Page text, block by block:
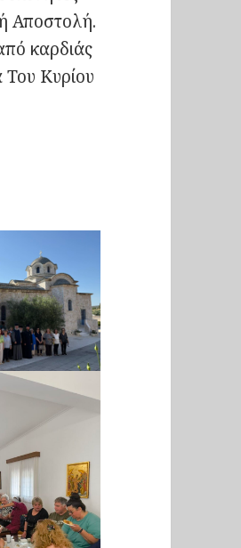
Αποστολή.
καρδιάς
Του Κυρίου